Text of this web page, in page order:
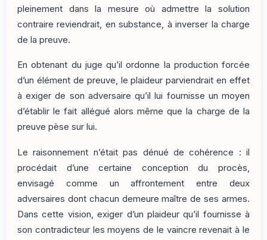
pleinement dans la mesure où admettre la solution
contraire reviendrait, en substance, à inverser la charge
de la preuve.
En obtenant du juge qu’il ordonne la production forcée
d’un élément de preuve, le plaideur parviendrait en effet
à exiger de son adversaire qu’il lui fournisse un moyen
d’établir le fait allégué alors même que la charge de la
preuve pèse sur lui.
Le raisonnement n’était pas dénué de cohérence : il
procédait d’une certaine conception du procès,
envisagé comme un affrontement entre deux
adversaires dont chacun demeure maître de ses armes.
Dans cette vision, exiger d’un plaideur qu’il fournisse à
son contradicteur les moyens de le vaincre revenait à le